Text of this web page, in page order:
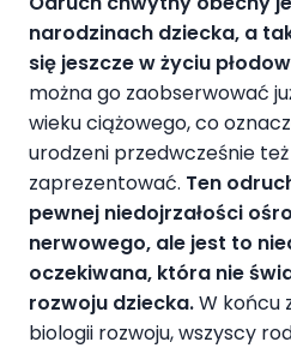
narodzinach dziecka, a
się jeszcze w życiu
można go zaobserwować
wieku ciążowego, co
urodzeni przedwcześnie
zaprezentować. Ten
pewnej niedojrzałości
nerwowego, ale jest to
oczekiwana, która nie
rozwoju dziecka.W końcu
biologii rozwoju, wszyscy